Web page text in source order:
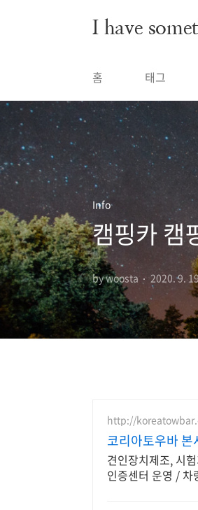
I have
홈 태그
Info
캠핑카 캠
by woosta 2020. 9.
http://
코리아토우바 본
견인장치제조, 시
인증센터 운영 / 차